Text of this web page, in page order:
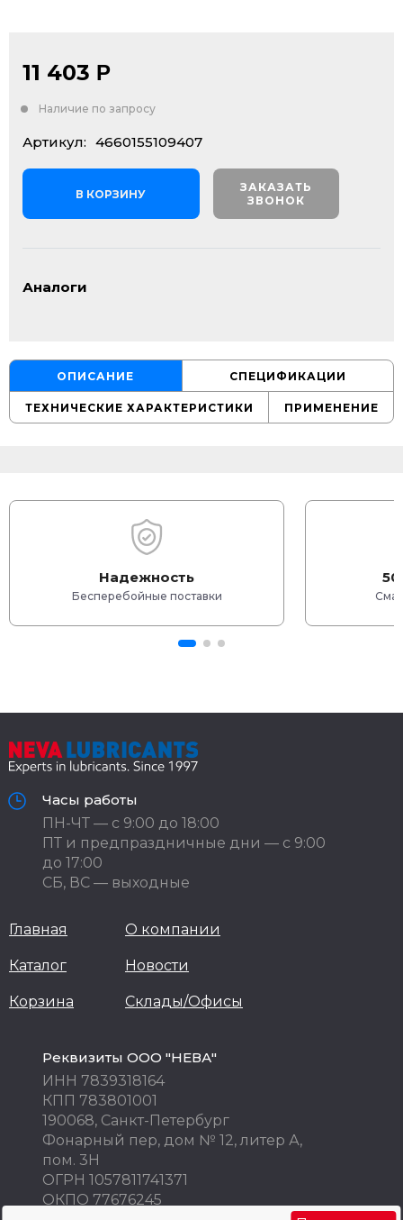
11 403 Р
Наличие по запросу
Артикул: 4660155109407
В КОРЗИНУ
ЗАКАЗАТЬ
ЗВОНОК
Аналоги
ОПИСАНИЕ СПЕЦИФИКАЦИИ
ТЕХНИЧЕСКИЕ ХАРАКТЕРИСТИКИ ПРИМЕНЕНИЕ
Надежность
Бесперебойные поставки
Часы работы
ПН-ЧТ — с 9:00 до 18:00
ПТ и предпраздничные дни — с 9:00
до 17:00
СБ, ВС — выходные
Главная
Каталог
Корзина
О компании
Новости
Склады/Офисы
Реквизиты ООО "НЕВА"
ИНН 7839318164
КПП 783801001
190068, Санкт-Петербург
Фонарный пер, дом № 12, литер А,
пом. 3Н
ОГРН 1057811741371
ОКПО 77676245